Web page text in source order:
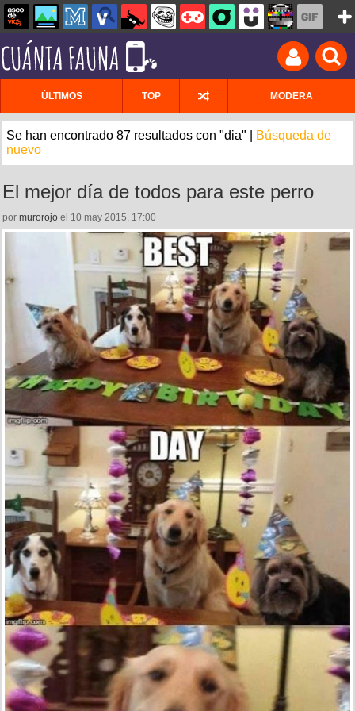
ÚLTIMOS TOP MODERA
Se han encontrado 87 resultados con "dia" |
Búsqueda de
nuevo
El mejor día de todos para este perro
por murorojo el 10 may 2015, 17:00